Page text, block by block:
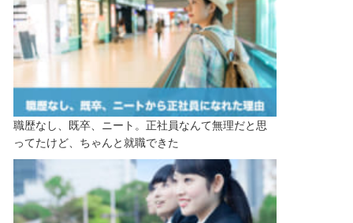
職歴なし、既卒、ニート。正社員なんて無理だと思
ってたけど、ちゃんと就職できた